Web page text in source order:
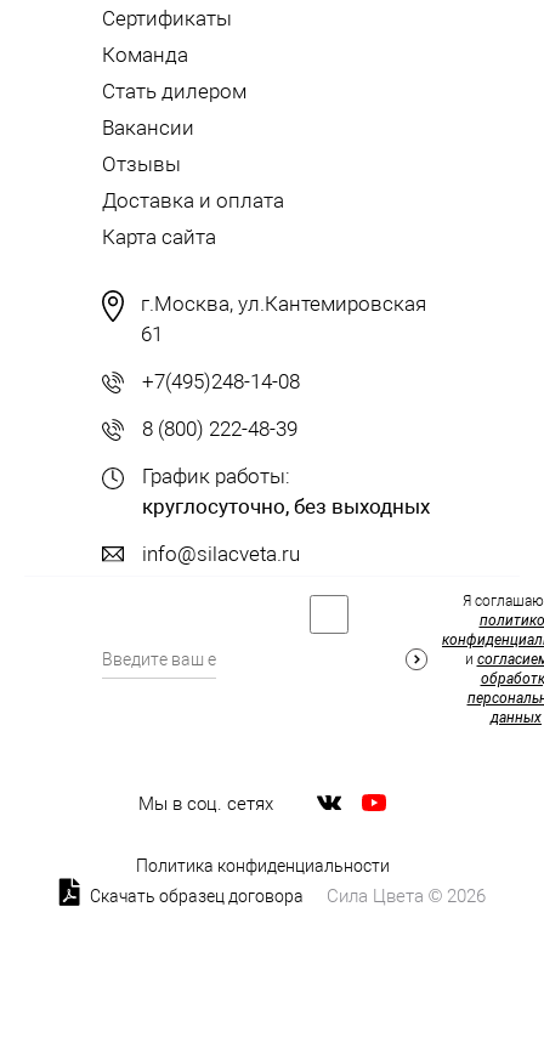
Сертификаты
Команда
Стать дилером
Вакансии
Отзывы
Доставка и оплата
Карта сайта
г.Москва, ул.Кантемировская
61
+7(495)248-14-08
8 (800) 222-48-39
График работы:
круглосуточно, без выходных
info@silacveta.ru
Мы в соц. сетях
Я
и
данных
Политика конфиденциальности
Скачать образец договора
Сила Цвета © 2026